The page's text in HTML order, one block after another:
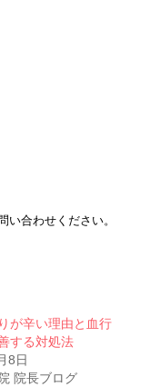
合わせください。
が辛い理由と血行
する対処法
8日
院長ブログ